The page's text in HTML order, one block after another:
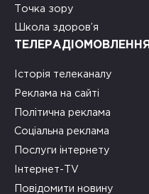
Точка зору
Школа здоров’я
ТЕЛЕРАДІОМОВЛЕННЯ
Історія телеканалу
Реклама на сайті
Політична реклама
Соціальна реклама
Послуги інтернету
Інтернет-TV
Повідомити новину